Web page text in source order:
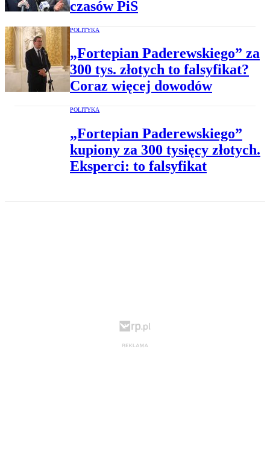
czasów PiS
POLITYKA
„Fortepian Paderewskiego” za
300 tys. złotych to falsyfikat?
Coraz więcej dowodów
POLITYKA
„Fortepian Paderewskiego”
kupiony za 300 tysięcy złotych.
Eksperci: to falsyfikat